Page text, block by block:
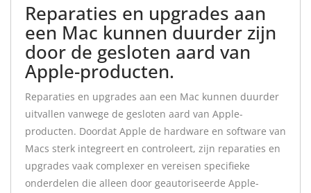
Reparaties en upgrades aan
een Mac kunnen duurder zijn
door de gesloten aard van
Apple-producten.
Reparaties en upgrades aan een Mac kunnen duurder
uitvallen vanwege de gesloten aard van Apple-
producten. Doordat Apple de hardware en software van
Macs sterk integreert en controleert, zijn reparaties en
upgrades vaak complexer en vereisen specifieke
onderdelen die alleen door geautoriseerde Apple-